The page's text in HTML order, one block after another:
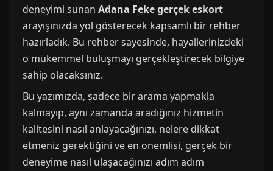
deneyimi sunan Adana Feke gerçek eskort
arayışınızda yol gösterecek kapsamlı bir rehber
hazırladık. Bu rehber sayesinde, hayallerinizdeki
o mükemmel buluşmayı gerçekleştirecek bilgiye
sahip olacaksınız.
Bu yazımızda, sadece bir arama yapmakla
kalmayıp, aynı zamanda aradığınız hizmetin
kalitesini nasıl anlayacağınızı, nelere dikkat
etmeniz gerektiğini ve en önemlisi, gerçek bir
deneyime nasıl ulaşacağınızı adım adım